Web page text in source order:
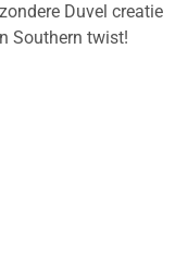
Duvel creatie
Southern twist!